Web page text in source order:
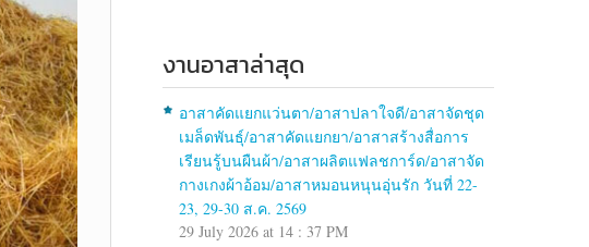
งานอาสาล่าสุด
อาสาคัดแยกแว่นตา/อาสาปลาใจดี/อาสาจัดชุด
เมล็ดพันธุ์/อาสาคัดแยกยา/อาสาสร้างสื่อการ
เรียนรู้บนผืนผ้า/อาสาผลิตแฟลชการ์ด/อาสาจัด
กางเกงผ้าอ้อม/อาสาหมอนหนุนอุ่นรัก วันที่ 22-
23, 29-30 ส.ค. 2569
29 July 2026 at 14 : 37 PM